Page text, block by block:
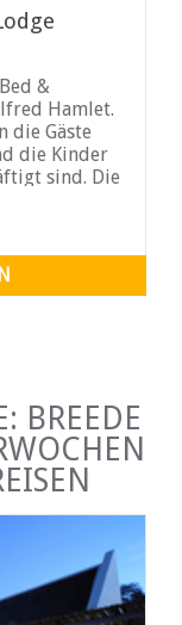
&
Hamlet.
die Gäste
die Kinder
sind. Die
und
BREEDE